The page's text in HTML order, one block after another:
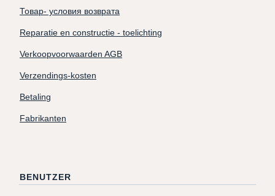
Товар- условия возврата
Reparatie en constructie - toelichting
Verkoopvoorwaarden AGB
Verzendings-kosten
Betaling
Fabrikanten
BENUTZER